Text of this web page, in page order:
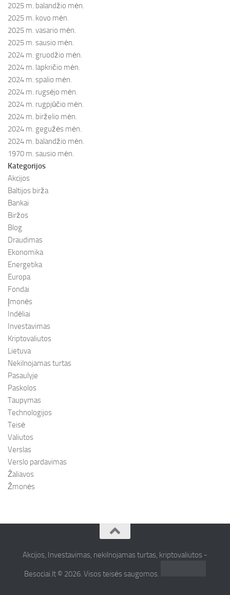
2025 m. balandžio mėn.
2025 m. kovo mėn.
2025 m. vasario mėn.
2025 m. sausio mėn.
2024 m. gruodžio mėn.
2024 m. lapkričio mėn.
2024 m. spalio mėn.
2024 m. rugsėjo mėn.
2024 m. rugpjūčio mėn.
2024 m. birželio mėn.
2024 m. gegužės mėn.
2024 m. balandžio mėn.
1970 m. sausio mėn.
Kategorijos
Akcijos
Baltijos birža
Bankai
Biržos
Blog
Draudimas
Ekonomika
Energetika
Europa
Fondai
Įmonės
Indėliai
Investavimas
Kriptovaliutos
Lietuva
Nekilnojamas turtas
Pasaulyje
Paskolos
Taupymas
Technologijos
Teisė
Valiutos
Verslas
Verslo pardavimas
Žaliavos
Žmonės
Akcijos, Investavimas, nekilnojamas turtas, kriptovaliutos -
Besociai.lt © 2026. Visos teisės saugomos.